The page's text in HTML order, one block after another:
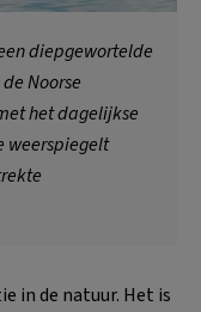
diepgewortelde
Noorse
het dagelijkse
weerspiegelt
in de natuur. Het is